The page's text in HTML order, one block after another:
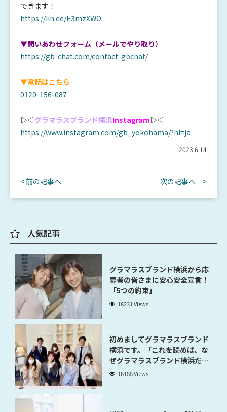
できます！
https://lin.ee/E3mzXWO
▼問いあわせフォーム（メールでやり取り）
https://gb-chat.com/contact-gbchat/
▼電話はこちら
0120-156-087
▷◁グラマラスブランド横浜Instagram▷◁
https://www.instagram.com/gb_yokohama/?hl=ja
2023.6.14
< 前の記事へ 次の記事へ >
人気記事
グラマラスブランド横浜から応
募者の皆さまに安心安全宣言！
「5つの約束」
18231 Views
初めましてグラマラスブランド
横浜です。「これを読めば、な
ぜグラマラスブランド横浜だと
稼げるのかが分かります」
16188 Views